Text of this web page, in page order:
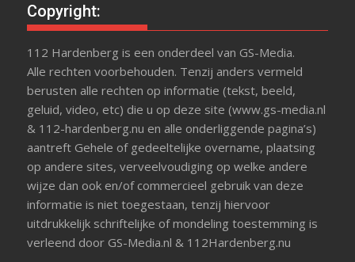
Copyright:
112 Hardenberg is een onderdeel van GS-Media.
Alle rechten voorbehouden. Tenzij anders vermeld
berusten alle rechten op informatie (tekst, beeld,
geluid, video, etc) die u op deze site (www.gs-media.nl
& 112-hardenberg.nu en alle onderliggende pagina’s)
aantreft Gehele of gedeeltelijke overname, plaatsing
op andere sites, verveelvoudiging op welke andere
wijze dan ook en/of commercieel gebruik van deze
informatie is niet toegestaan, tenzij hiervoor
uitdrukkelijk schriftelijke of mondeling toestemming is
verleend door GS-Media.nl & 112Hardenberg.nu